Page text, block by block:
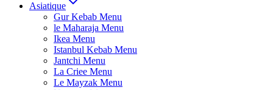
Asiatique
Gur Kebab Menu
le Maharaja Menu
Ikea Menu
Istanbul Kebab Menu
Jantchi Menu
La Criee Menu
Le Mayzak Menu